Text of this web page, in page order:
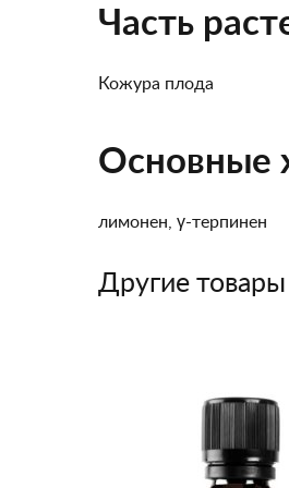
Часть
Кожура плода
Основные
лимонен, γ-терпинен
Другие товары